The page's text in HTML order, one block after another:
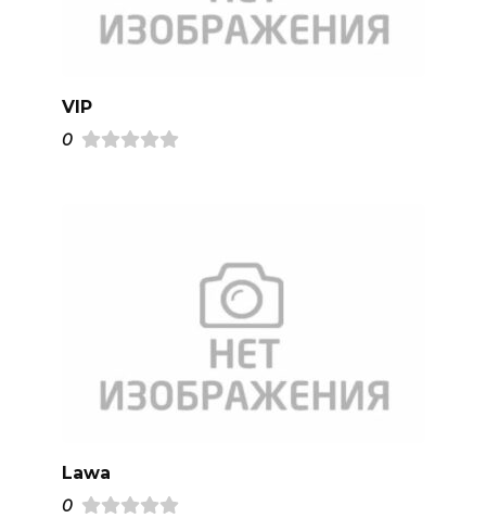
VIP
0
Lawa
0